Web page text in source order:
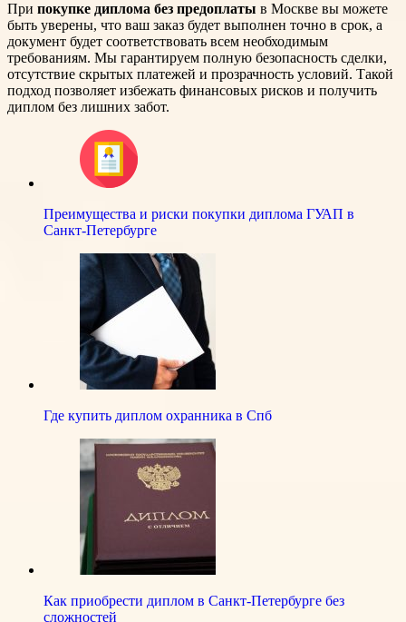
При покупке диплома без предоплаты в Москве вы можете
быть уверены, что ваш заказ будет выполнен точно в срок, а
документ будет соответствовать всем необходимым
требованиям. Мы гарантируем полную безопасность сделки,
отсутствие скрытых платежей и прозрачность условий. Такой
подход позволяет избежать финансовых рисков и получить
диплом без лишних забот.
Преимущества и риски покупки диплома ГУАП в
Санкт-Петербурге
Где купить диплом охранника в Спб
Как приобрести диплом в Санкт-Петербурге без
сложностей